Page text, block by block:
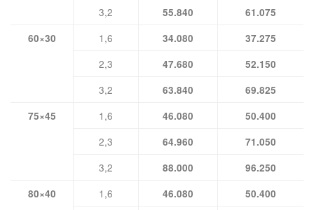
3,2 55.840
61.075
60×30
1,6 34.080 37.275
2,3 47.680 52.150
3,2 63.840
69.825
75×45
1,6 46.080 50.400
2,3 64.960 71.050
3,2 88.000
96.250
80×40
1,6 46.080 50.400